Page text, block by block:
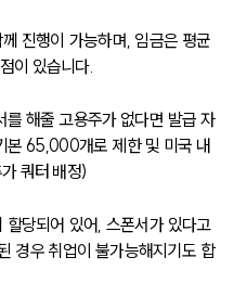
진행이 가능하며, 임금은 평균
이 있습니다.
해줄 고용주가 없다면 발급 자
본 65,000개로 제한 및 미국 내
쿼터 배정)
당되어 있어, 스폰서가 있다고
경우 취업이 불가능해지기도 합